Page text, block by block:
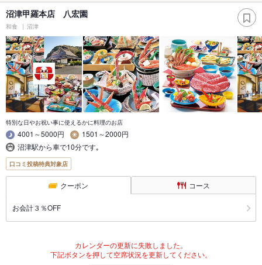
沼津甲羅本店 八宏園
和食 沼津
特別な日やお祝い事に使えるかに料理のお店
4001～5000円
1501～2000円
沼津駅から車で10分です｡
口コミ投稿特典対象店
クーポン コース
お会計３％OFF
カレンダーの更新に失敗しました。
下記ボタンを押して空席状況を更新してください。